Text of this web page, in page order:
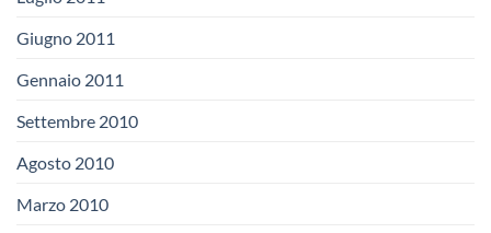
Giugno 2011
Gennaio 2011
Settembre 2010
Agosto 2010
Marzo 2010